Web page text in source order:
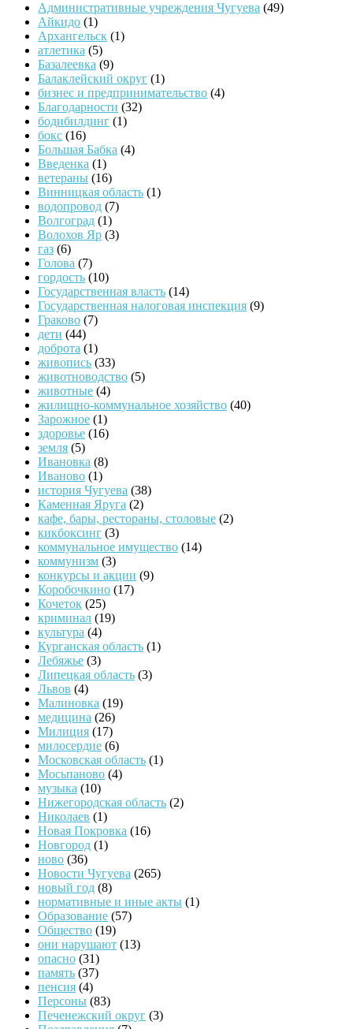
Административные учреждения Чугуева (49)
Айкидо (1)
Архангельск (1)
атлетика (5)
Базалеевка (9)
Балаклейский округ (1)
бизнес и предпринимательство (4)
Благодарности (32)
бодибилдинг (1)
бокс (16)
Большая Бабка (4)
Введенка (1)
ветераны (16)
Винницкая область (1)
водопровод (7)
Волгоград (1)
Волохов Яр (3)
газ (6)
Голова (7)
гордость (10)
Государственная власть (14)
Государственная налоговая инспекция (9)
Граково (7)
дети (44)
доброта (1)
живопись (33)
животноводство (5)
животные (4)
жилищно-коммунальное хозяйство (40)
Зарожное (1)
здоровье (16)
земля (5)
Ивановка (8)
Иваново (1)
история Чугуева (38)
Каменная Яруга (2)
кафе, бары, рестораны, столовые (2)
кикбоксинг (3)
коммунальное имущество (14)
коммунизм (3)
конкурсы и акции (9)
Коробочкино (17)
Кочеток (25)
криминал (19)
культура (4)
Курганская область (1)
Лебяжье (3)
Липецкая область (3)
Львов (4)
Малиновка (19)
медицина (26)
Милиция (17)
милосердие (6)
Московская область (1)
Мосьпаново (4)
музыка (10)
Нижегородская область (2)
Николаев (1)
Новая Покровка (16)
Новгород (1)
ново (36)
Новости Чугуева (265)
новый год (8)
нормативные и иные акты (1)
Образование (57)
Общество (19)
они нарушают (13)
опасно (31)
память (37)
пенсия (4)
Персоны (83)
Печенежский округ (3)